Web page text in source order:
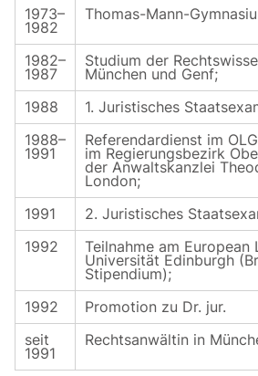
1973–
1982
Thomas-Mann-
1982–
1987
Studium der
München und Genf;
1988
1. Juristisches
1988–
1991
Referendardienst im
im Regierungsbezirk
der Anwaltskanzlei
London;
1991
2. Juristisches
1992
Teilnahme am European
Universität Edinburgh
Stipendium);
1992
Promotion zu Dr. jur.
seit
1991
Rechtsanwältin in